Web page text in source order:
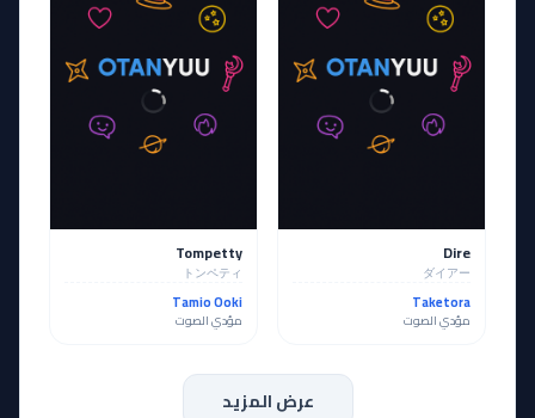
Dire
ダイアー
Taketora
مؤدي الصوت
Tompetty
トンペティ
Tamio Ooki
مؤدي الصوت
عرض المزيد